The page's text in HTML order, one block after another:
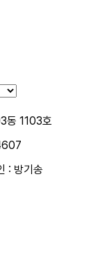
동 1103호
: 방기송